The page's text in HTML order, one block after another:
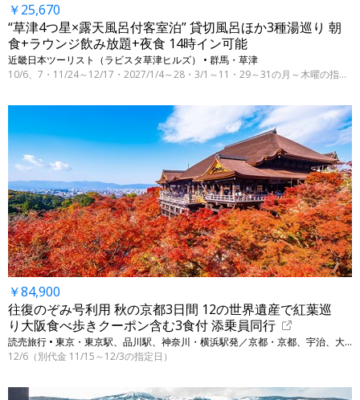
￥25,670
“草津4つ星×露天風呂付客室泊” 貸切風呂ほか3種湯巡り 朝
食+ラウンジ飲み放題+夜食 14時イン可能
近畿日本ツーリスト（ラビスタ草津ヒルズ） • 群馬・草津
10/6、7・11/24～12/17・2027/1/4～28・3/1～11・29～31の月～木曜の指定日
￥84,900
往復のぞみ号利用 秋の京都3日間 12の世界遺産で紅葉巡
り大阪食べ歩きクーポン含む3食付 添乗員同行
読売旅行 • 東京・東京駅、品川駅、神奈川・横浜駅発／京都・京都、宇治、大阪・大阪
12/6（別代金 11/15～12/3の指定日）